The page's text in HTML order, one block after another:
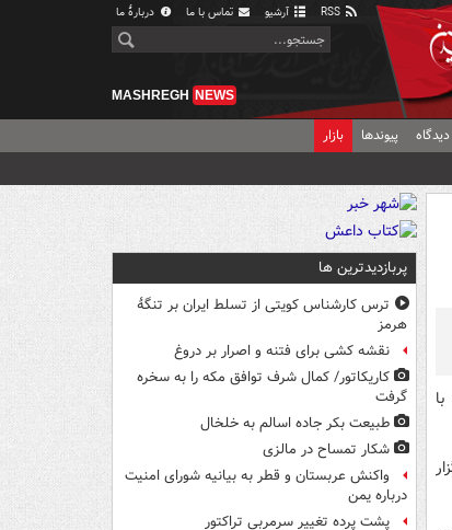
آرشیو تماس با ما دربارهٔ ما
MASHREGH NEWS
دیدگاه پیوندها بازار
در ۲۱ حوزه با
پربازدیدترین ها
ترس کارشناس کویتی از تسلط ایران بر تنگۀ
هرمز
نقشه کشی برای فتنه و اصرار بر دروغ
کاریکاتور/ کمال شرف توافق مکه را به سخره
گرفت
طبیعت بکر جاده اسالم به خلخال
شکار تمساح در مالزی
واکنش عربستان و قطر به بیانیه شورای امنیت
درباره یمن
پشت پرده تغییر سرمربی تراکتور